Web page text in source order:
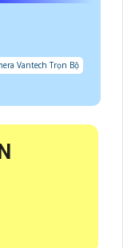
Vantech Trọn Bộ